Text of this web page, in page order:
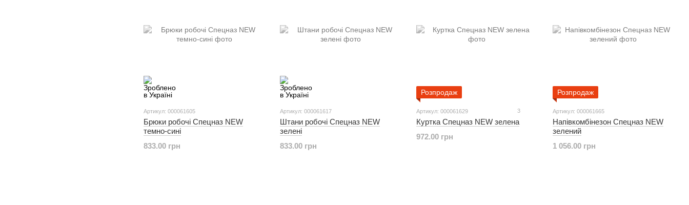
Артикул: 000061605
Брюки робочі Спецназ NEW
темно-сині
833.00 грн
Артикул: 000061617
Штани робочі Спецназ NEW
зелені
833.00 грн
Розпродаж
Артикул: 000061629 3
Куртка Спецназ NEW зелена
972.00 грн
Розпродаж
Артикул: 000061665
Напівкомбінезон Спецназ NEW
зелений
1 056.00 грн